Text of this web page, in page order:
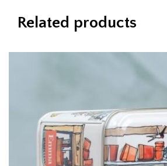
Related products